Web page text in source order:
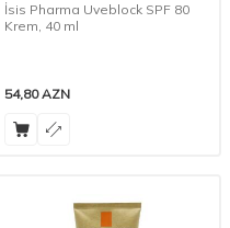
İsis Pharma Uveblock SPF 80
Krem, 40 ml
54,80AZN